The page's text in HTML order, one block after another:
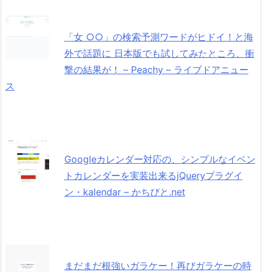
「女 ○○」の検索予測ワードがヒドイ！と海
外で話題に 日本版でも試してみたところ、衝
撃の結果が！ – Peachy – ライブドアニュー
ス
Googleカレンダー対応の、シンプルなイベン
トカレンダーを実装出来るjQueryプラグイ
ン・kalendar – かちびと.net
まだまだ根強いガラケー！再びガラケーの時